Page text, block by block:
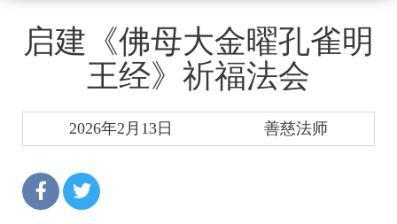
启建《佛母大金曜孔雀明
王经》祈福法会
2026年2月13日 善慈法师